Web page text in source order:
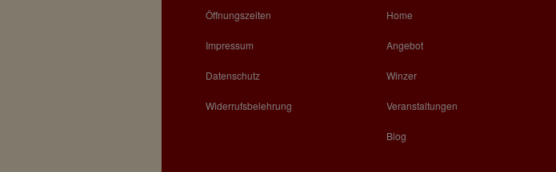
Öffnungszeiten
Impressum
Datenschutz
Widerrufsbelehrung
Home
Angebot
Winzer
Veranstaltungen
Blog